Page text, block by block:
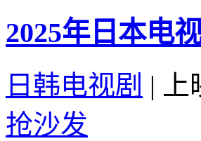
2025年日本电
日韩电视剧 |
抢沙发